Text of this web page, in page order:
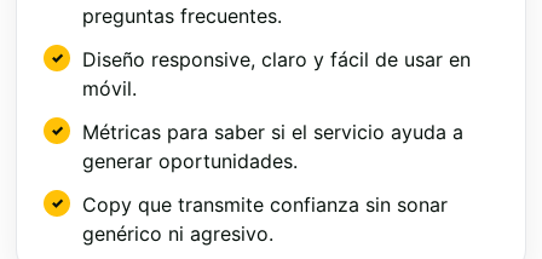
preguntas frecuentes.
Diseño responsive, claro y fácil de usar en
móvil.
Métricas para saber si el servicio ayuda a
generar oportunidades.
Copy que transmite confianza sin sonar
genérico ni agresivo.